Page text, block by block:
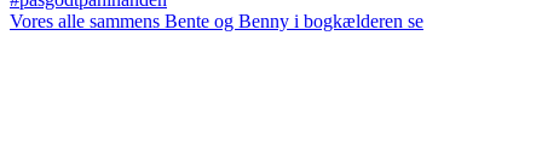
Vores alle sammens Bente og Benny i bogkælderen se